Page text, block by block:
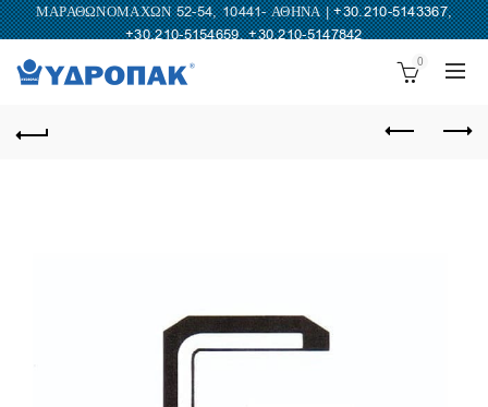
ΜΑΡΑΘΩΝΟΜΑΧΩΝ 52-54, 10441- ΑΘΗΝΑ |+30.210-5143367,
+30.210-5154659,+30.210-5147842
0